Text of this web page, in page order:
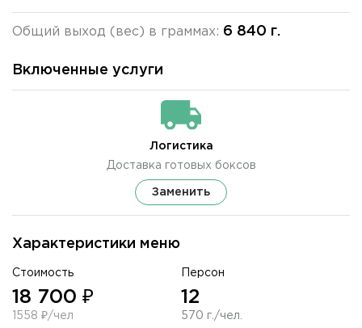
Характеристики меню
Стоимость
18 700 ₽
1558 ₽/чел
Персон
12
570 г./чел.
Общий выход (вес) в граммах: 6 840 г.
Включенные услуги
Логистика
Доставка готовых боксов
Заменить